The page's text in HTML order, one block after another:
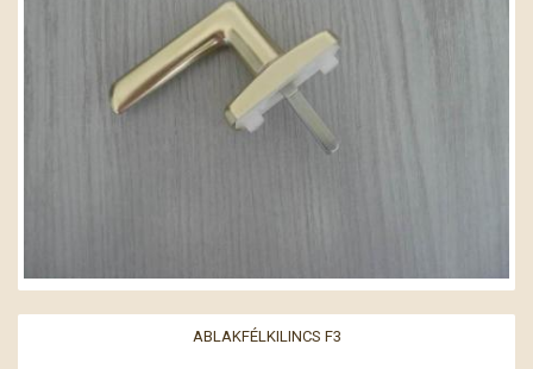
ABLAKFÉLKILINCS F3